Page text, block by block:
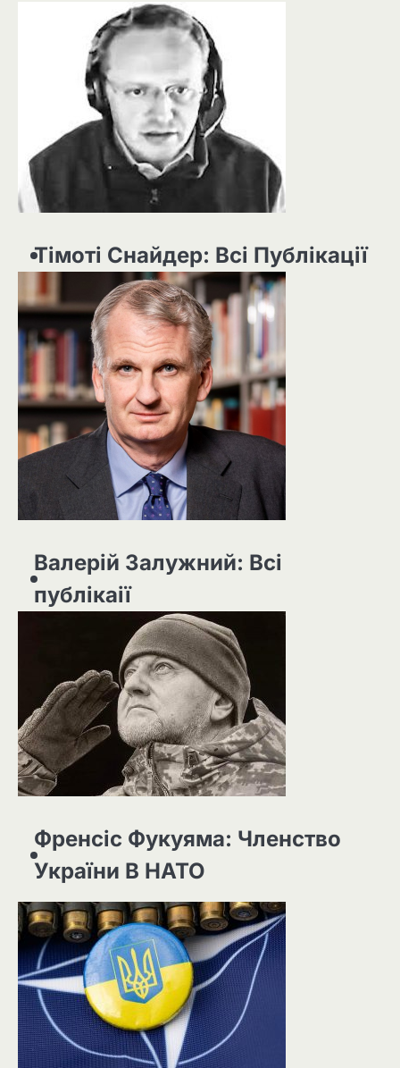
Тімоті Снайдер: Всі Публікації
Валерій Залужний: Всі
публікаії
Френсіс Фукуяма: Членство
України В НАТО